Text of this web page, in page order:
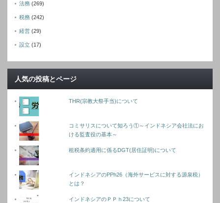
法務 (269)
税務 (242)
経営 (29)
設立 (17)
人気の投稿とページ
THR(宗教大祭手当)について
コミサリスについて知ろう①～インドネシア会社法にお
ける監査役の基本～
租税条約適用に係るDGT(居住証明)について
インドネシアのPPh26（海外サービスに対する源泉税）
とは？
インドネシアのＰＰｈ23について